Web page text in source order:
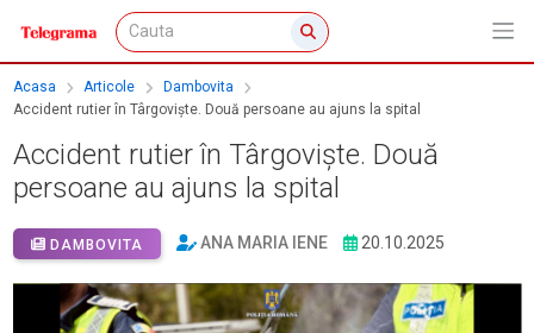
Acasa Articole
Dambovita
Accident rutier în Târgoviște. Două persoane au ajuns la spital
Accident rutier în Târgoviște. Două
persoane au ajuns la spital
DAMBOVITA ANA MARIA IENE 20.10.2025